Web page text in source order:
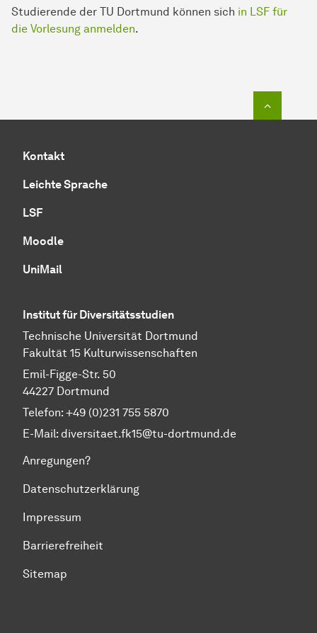
Studierende der TU Dortmund können sich in LSF für
die Vorlesung anmelden.
Kontakt
Leichte Sprache
LSF
Moodle
UniMail
Institut für Diversitätsstudien
Technische Universität Dortmund
Fakultät 15 Kulturwissenschaften
Emil-Figge-Str. 50
44227 Dortmund
Telefon: +49 (0)231 755 5870
E-Mail: diversitaet.fk15@tu-dortmund.de
Anregungen?
Datenschutzerklärung
Impressum
Barrierefreiheit
Sitemap